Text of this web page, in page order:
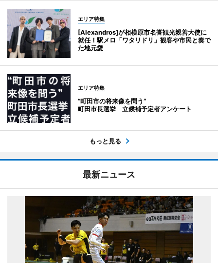
エリア特集
[Alexandros]が相模原市名誉観光親善大使に
就任！駅メロ「ワタリドリ」観客や市民と奏で
た地元愛
エリア特集
“町田市の将来像を問う”
町田市長選挙 立候補予定者アンケート
もっと見る
最新ニュース